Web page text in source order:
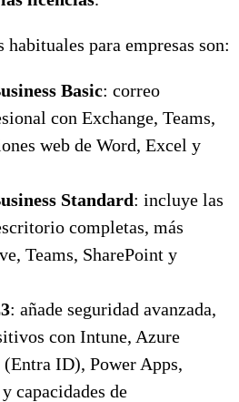
para empresas son:
Basic: correo
con Exchange, Teams,
web de Word, Excel y
Standard: incluye las
completas, más
Teams, SharePoint y
: añade seguridad avanzada,
con Intune, Azure
ID), Power Apps,
capacidades de